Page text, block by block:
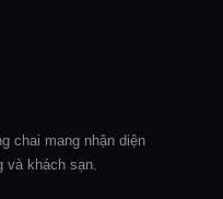
chai mang nhận diện
và khách sạn.